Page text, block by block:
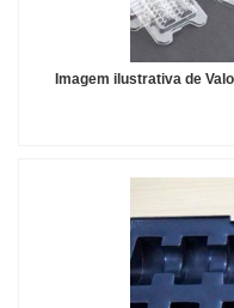
Imagem ilustrativa de